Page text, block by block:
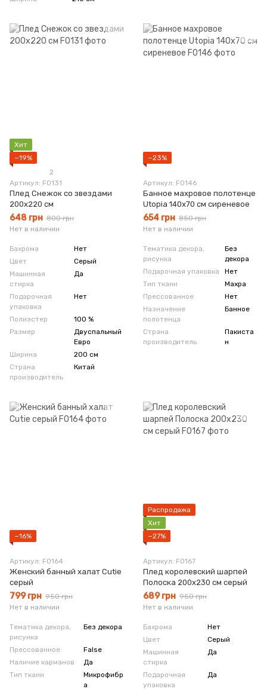
Хит
−19%
2
Артикул: F0131
Плед Снежок со звездами
200x220 см
648 грн 800 грн
Нет в наличии
Бахрома
Нет
Цвет
Серый
Машинная
стирка
Да
Подарочная
упаковка
Нет
Полиэстер
100 %
Размер
Двуспальный
Евро
Ширина
200 см
Страна
производитель
Китай
−23%
Артикул: F0146
Банное махровое полотенце
Utopia 140х70 см сиреневое
654 грн 850 грн
Нет в наличии
Тематика декора,
рисунка
Без
декора
Подарочная упаковка
Нет
Тип ткани
Махра
Прессованное
Нет
Назначение
полотенца
Банное
Страна
производитель
Пакиста
н
−16%
Артикул: F0164
Женский банный халат Cutie
серый
799 грн 950 грн
Нет в наличии
Тематика декора,
рисунка
Без декора
Прессованное
False
Наличие карманов
Да
Тип ткани
Микрофибр
а
Распродажа
Хит
−27%
Артикул: F0167
Плед королевский шарпей
Полоска 200x230 см серый
689 грн 950 грн
Нет в наличии
Бахрома
Нет
Цвет
Серый
Машинная
стирка
Да
Подарочная
упаковка
Да